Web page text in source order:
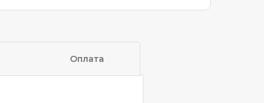
Оплата